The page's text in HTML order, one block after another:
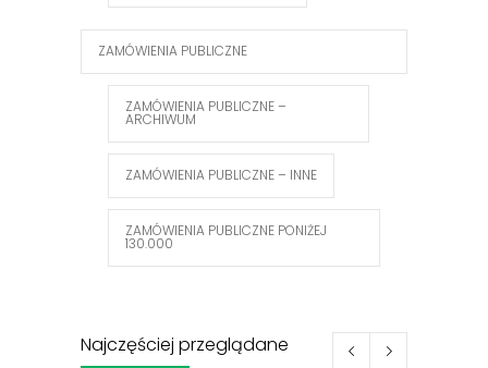
ZAMÓWIENIA PUBLICZNE
ZAMÓWIENIA PUBLICZNE –
ARCHIWUM
ZAMÓWIENIA PUBLICZNE – INNE
ZAMÓWIENIA PUBLICZNE PONIŻEJ
130.000
Najczęściej przeglądane